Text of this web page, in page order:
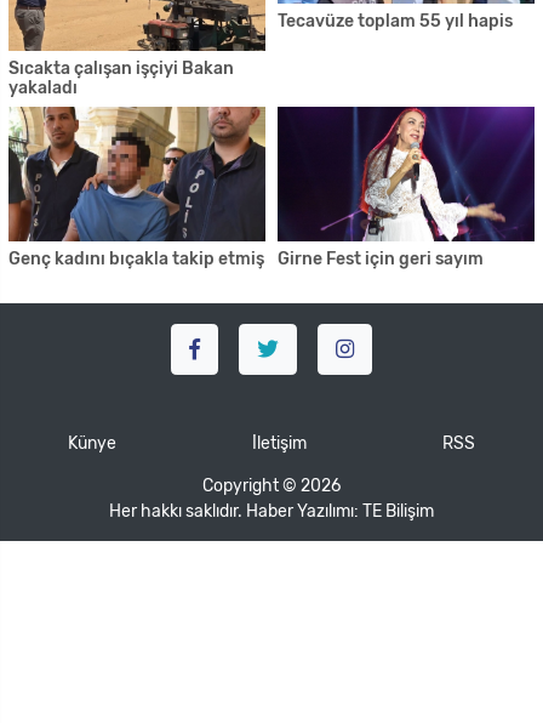
Sıcakta çalışan işçiyi Bakan
yakaladı
Tecavüze toplam 55 yıl hapis
Genç kadını bıçakla takip etmiş Girne Fest için geri sayım
Künye İletişim RSS
Copyright © 2026
Her hakkı saklıdır. Haber Yazılımı: TE Bilişim